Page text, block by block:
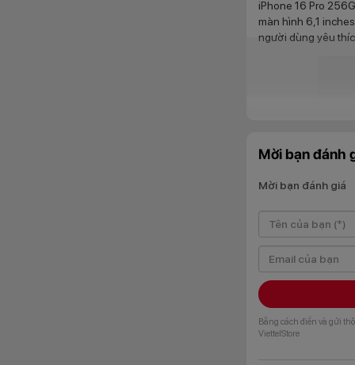
iPhone 16 Pro
màn hình 6,1
người dùng yêu
Mời bạn đánh
Mời bạn đánh giá
Bằng cách điền và gửi
ViettelStore